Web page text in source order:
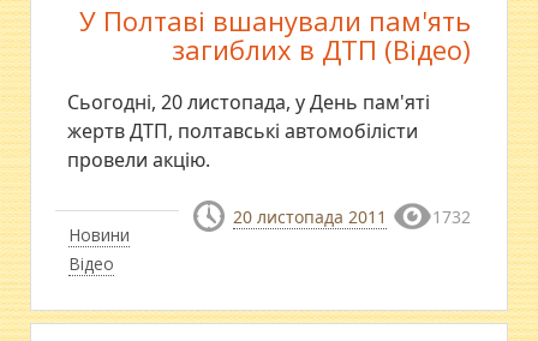
Новини
Відео
У Полтаві вшанували пам'ять
загиблих в ДТП (Відео)
Сьогодні, 20 листопада, у День пам'яті
жертв ДТП, полтавські автомобілісти
провели акцію.
20 листопада 2011 1732